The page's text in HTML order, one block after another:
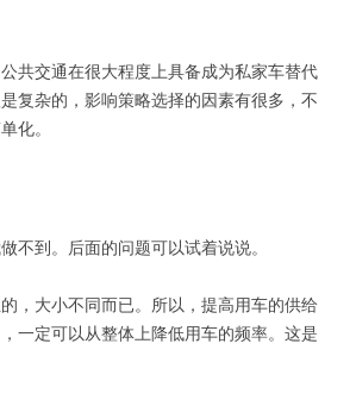
共交通在很大程度上具备成为私家车替代
复杂的，影响策略选择的因素有很多，不
化。
不到。后面的问题可以试着说说。
，大小不同而已。所以，提高用车的供给
一定可以从整体上降低用车的频率。这是